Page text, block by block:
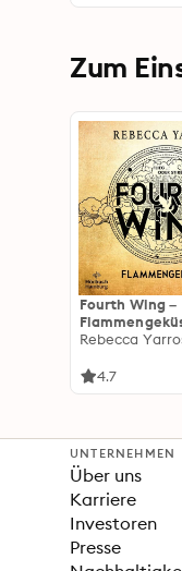
Zum
Fourth Wing –
Rebecca
4.7
UNTERNEHMEN
Über uns
Karriere
Investoren
Presse